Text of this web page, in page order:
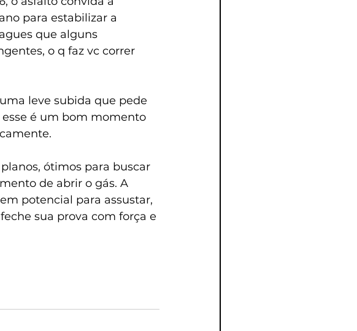
para estabilizar a
que alguns
o q faz vc correr
leve subida que pede
esse é um bom momento
ótimos para buscar
de abrir o gás. A
potencial para assustar,
sua prova com força e